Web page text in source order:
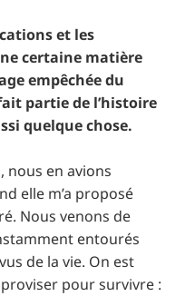
et les
certaine matière
empêchée du
partie de l’histoire
quelque chose.
nous en avions
elle m’a proposé
Nous venons de
entourés
de la vie. On est
pour survivre :